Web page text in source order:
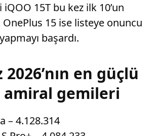
15T bu kez ilk 10’un
OnePlus 15 ise listeye onuncu
başardı.
en güçlü
gemileri
– 4.128.314